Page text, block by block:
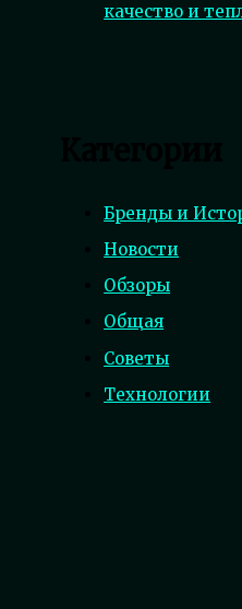
качество и
Бренды и
Новости
Обзоры
Общая
Советы
Технологии